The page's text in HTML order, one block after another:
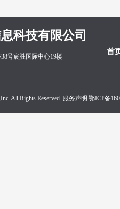
科技有限公司
首
号宸胜国际中心19楼
All Rights Reserved. 服务声明 鄂ICP备